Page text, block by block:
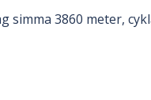
simma 3860 meter,